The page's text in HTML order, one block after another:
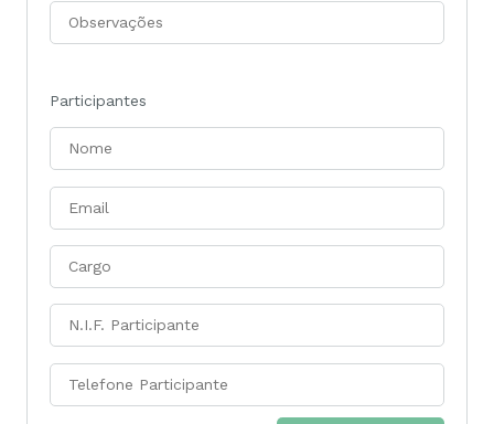
Participantes